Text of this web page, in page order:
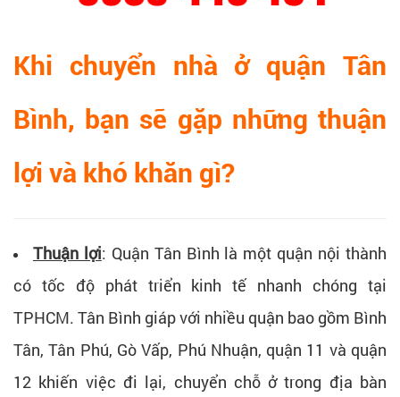
Khi chuyển nhà ở quận Tân
Bình, bạn sẽ gặp những thuận
lợi và khó khăn gì?
Thuận lợi: Quận Tân Bình là một quận nội thành
có tốc độ phát triển kinh tế nhanh chóng tại
TPHCM. Tân Bình giáp với nhiều quận bao gồm Bình
Tân, Tân Phú, Gò Vấp, Phú Nhuận, quận 11 và quận
12 khiến việc đi lại, chuyển chỗ ở trong địa bàn